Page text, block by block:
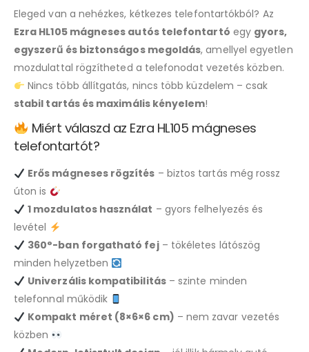
Eleged van a nehézkes, kétkezes telefontartókból? Az
Ezra HL105 mágneses autós telefontartó egy gyors,
egyszerű és biztonságos megoldás, amellyel egyetlen
mozdulattal rögzítheted a telefonodat vezetés közben.
Nincs több állítgatás, nincs több küzdelem – csak
stabil tartás és maximális kényelem!
Miért válaszd az Ezra HL105 mágneses
telefontartót?
Erős mágneses rögzítés – biztos tartás még rossz
úton is
1 mozdulatos használat – gyors felhelyezés és
levétel
360°-ban forgatható fej– tökéletes látószög
minden helyzetben
Univerzális kompatibilitás– szinte minden
telefonnal működik
Kompakt méret (8×6×6 cm) – nem zavar vezetés
közben